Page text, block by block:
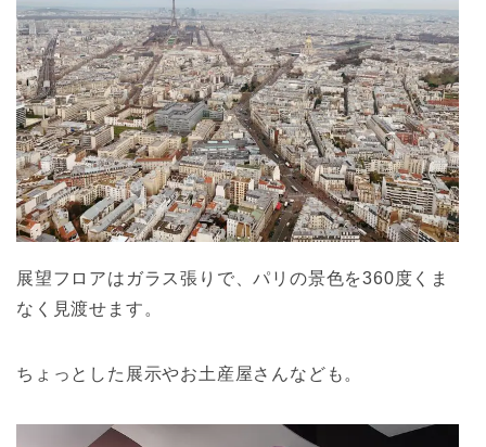
展望フロアはガラス張りで、パリの景色を360度くま
なく見渡せます。
ちょっとした展示やお土産屋さんなども。